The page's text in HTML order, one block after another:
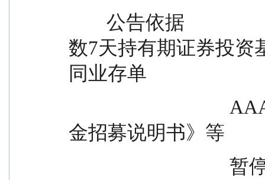
数7天持有期证券投资
同业存单
金招募说明书》等